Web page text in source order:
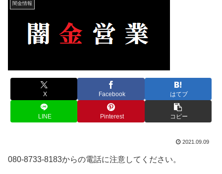
闇金情報
X Facebook はてブ
LINE Pinterest コピー
2021.09.09
080-8733-8183からの電話に注意してください。